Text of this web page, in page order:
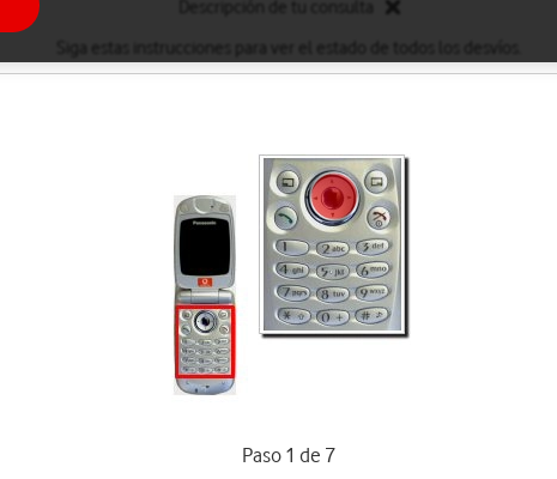
Paso 1 de 7